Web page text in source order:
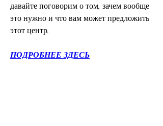
давайте поговорим о том, зачем вообще
это нужно и что вам может предложить
этот центр.
ПОДРОБНЕЕ ЗДЕСЬ